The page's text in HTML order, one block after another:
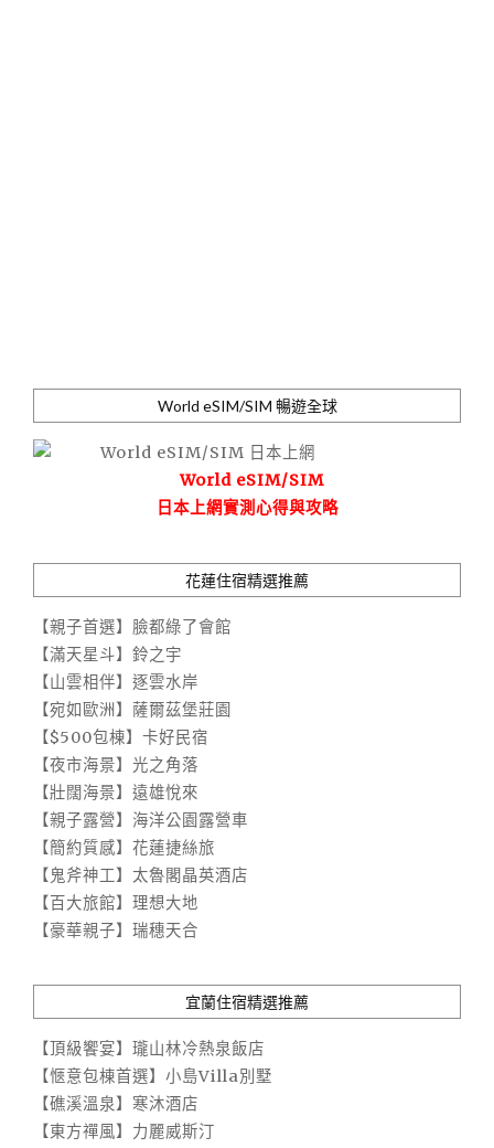
World eSIM/SIM 暢遊全球
World eSIM/SIM
日本上網實測心得與攻略
花蓮住宿精選推薦
【親子首選】臉都綠了會館
【滿天星斗】鈴之宇
【山雲相伴】逐雲水岸
【宛如歐洲】薩爾茲堡莊園
【$500包棟】卡好民宿
【夜市海景】光之角落
【壯闊海景】遠雄悅來
【親子露營】海洋公園露營車
【簡約質感】花蓮捷絲旅
【鬼斧神工】太魯閣晶英酒店
【百大旅館】理想大地
【豪華親子】瑞穗天合
宜蘭住宿精選推薦
【頂級饗宴】瓏山林冷熱泉飯店
【愜意包棟首選】小島Villa別墅
【礁溪溫泉】寒沐酒店
【東方禪風】力麗威斯汀